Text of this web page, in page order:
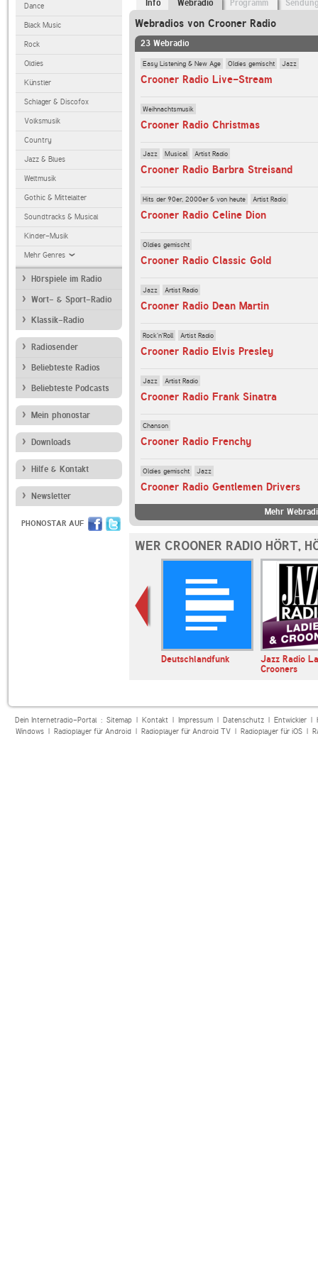
Dance
Black Music
Rock
Oldies
Künstler
Schlager & Discofox
Volksmusik
Country
Jazz & Blues
Weltmusik
Gothic & Mittelalter
Soundtracks & Musical
Kinder-Musik
Mehr Genres
Hörspiele im Radio
Wort- & Sport-Radio
Klassik-Radio
Radiosender
Beliebteste Radios
Beliebteste Podcasts
Mein phonostar
Downloads
Hilfe & Kontakt
Newsletter
PHONOSTAR AUF
Info Webradio Programm
Webradios von Crooner Radio
23 Webradio
Easy Listening & New Age Oldies gemischt Jazz
Crooner Radio Live-Stream
Weihnachtsmusik
Crooner Radio Christmas
Jazz Musical Artist Radio
Crooner Radio Barbra Streisand
Hits der 90er, 2000er & von heute Artist Radio
Crooner Radio Celine Dion
Oldies gemischt
Crooner Radio Classic Gold
Jazz Artist Radio
Crooner Radio Dean Martin
Rock'n'Roll Artist Radio
Crooner Radio Elvis Presley
Jazz Artist Radio
Crooner Radio Frank Sinatra
Chanson
Crooner Radio Frenchy
Oldies gemischt Jazz
Crooner Radio Gentlemen Drivers
Mehr
WER CROONER RADIO HÖRT,
Deutschlandfunk
Jazz Radio
Crooners
Dein Internetradio-Portal : Sitemap| Kontakt| Impressum| Datenschutz| Entwickler|
Windows| Radioplayer für Android| Radioplayer für Android TV| Radioplayer für iOS|